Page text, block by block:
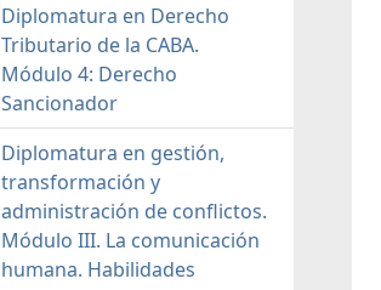
Diplomatura en Derecho
Tributario de la CABA.
Módulo 4: Derecho
Sancionador
Diplomatura en gestión,
transformación y
administración de conflictos.
Módulo III. La comunicación
humana. Habilidades